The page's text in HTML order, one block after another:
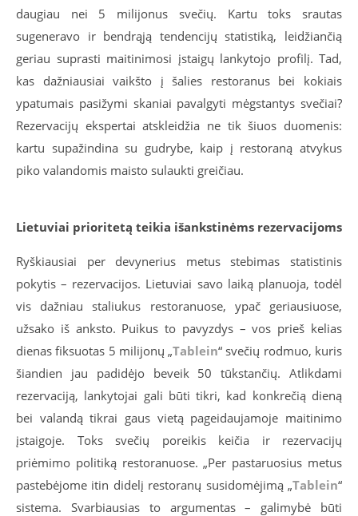
daugiau nei 5 milijonus svečių. Kartu toks srautas
sugeneravo ir bendrąją tendencijų statistiką, leidžiančią
geriau suprasti maitinimosi įstaigų lankytojo profilį. Tad,
kas dažniausiai vaikšto į šalies restoranus bei kokiais
ypatumais pasižymi skaniai pavalgyti mėgstantys svečiai?
Rezervacijų ekspertai atskleidžia ne tik šiuos duomenis:
kartu supažindina su gudrybe, kaip į restoraną atvykus
piko valandomis maisto sulaukti greičiau.
Lietuviai prioritetą teikia išankstinėms rezervacijoms
Ryškiausiai per devynerius metus stebimas statistinis
pokytis – rezervacijos. Lietuviai savo laiką planuoja, todėl
vis dažniau staliukus restoranuose, ypač geriausiuose,
užsako iš anksto. Puikus to pavyzdys – vos prieš kelias
dienas fiksuotas 5 milijonų „Tablein“ svečių rodmuo, kuris
šiandien jau padidėjo beveik 50 tūkstančių. Atlikdami
rezervaciją, lankytojai gali būti tikri, kad konkrečią dieną
bei valandą tikrai gaus vietą pageidaujamoje maitinimo
įstaigoje. Toks svečių poreikis keičia ir rezervacijų
priėmimo politiką restoranuose. „Per pastaruosius metus
pastebėjome itin didelį restoranų susidomėjimą „Tablein“
sistema. Svarbiausias to argumentas – galimybė būti